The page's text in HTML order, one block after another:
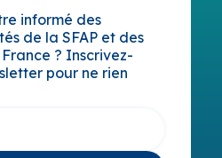
informé des
de la SFAP et des
? Inscrivez-
pour ne rien